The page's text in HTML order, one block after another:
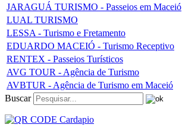
JARAGUÁ TURISMO - Passeios em Maceió
LUAL TURISMO
LESSA - Turismo e Fretamento
EDUARDO MACEIÓ - Turismo Receptivo
RENTEX - Passeios Turísticos
AVG TOUR - Agência de Turismo
AVBTUR - Agência de Turismo em Maceió
Buscar